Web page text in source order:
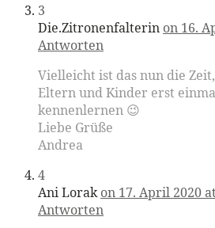
3
Die.Zitronenfalterin on 16.
Antworten
Vielleicht ist das nun die
Eltern und Kinder erst
kennenlernen 😉
Liebe Grüße
Andrea
4
Ani Lorak on 17. April 2020
Antworten